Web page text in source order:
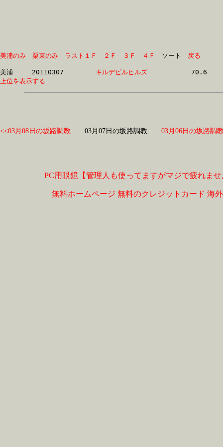
美浦のみ 栗東のみ ラスト１Ｆ ２Ｆ ３Ｆ ４Ｆ ソート 戻る
キルデビルヒルズ
上位を表示する
<<03月08日の坂路調教 03月07日の坂路調教 03月06日の坂路調
PC用眼鏡【管理人も使ってますがマジで疲れませ
無料ホームページ 無料のクレジットカード 海